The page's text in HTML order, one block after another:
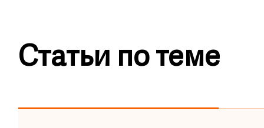
Статьи по теме